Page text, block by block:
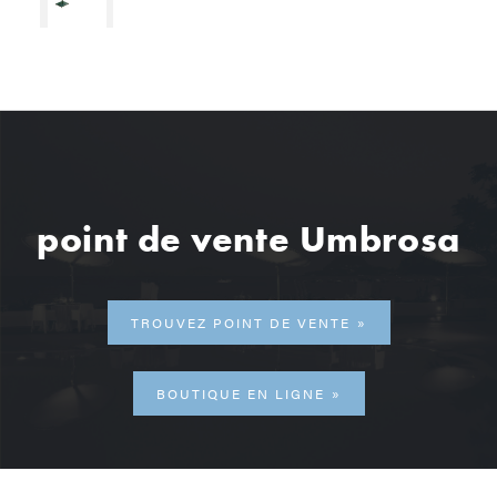
point de vente Umbrosa
TROUVEZ POINT DE VENTE
BOUTIQUE EN LIGNE